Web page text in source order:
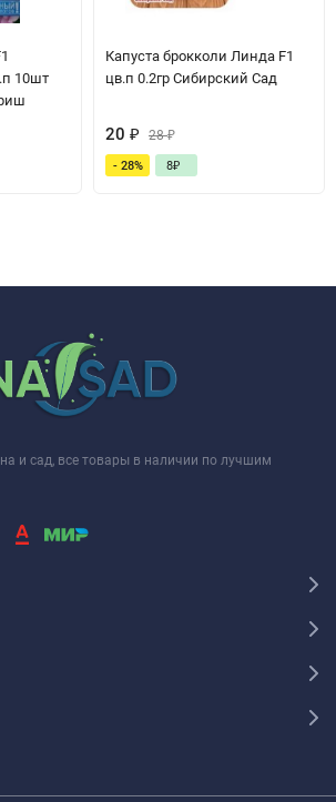
10шт
Капуста брокколи Линда F1
цв.п 0.2гр Сибирский Сад
20 ₽ 28₽
- 28% 8₽
и сад, все товары в наличии по лучшим